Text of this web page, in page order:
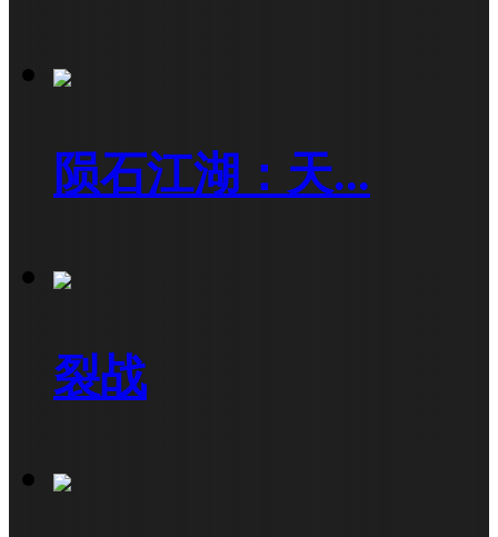
陨石江湖：天...
裂战